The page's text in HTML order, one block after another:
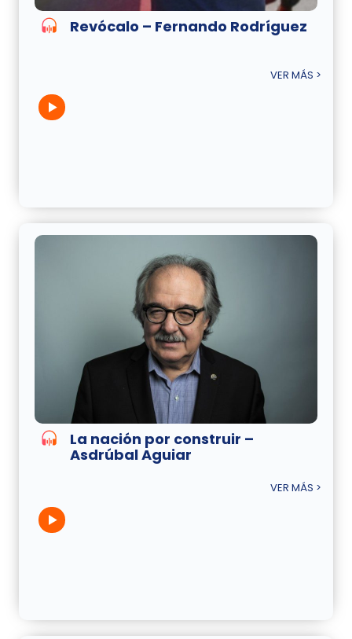
Revócalo – Fernando Rodríguez
VER MÁS >
La nación por construir –
Asdrúbal Aguiar
VER MÁS >